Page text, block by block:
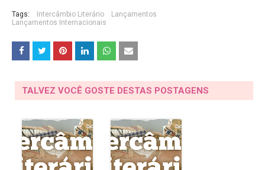
Tags: Intercâmbio Literário
Lançamentos
Lançamentos Internacionais
TALVEZ VOCÊ GOSTE DESTAS POSTAGENS